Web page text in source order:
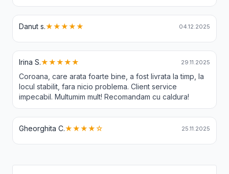
Danut s.★★★★★ 04.12.2025
Irina S.★★★★★ 29.11.2025
Coroana, care arata foarte bine, a fost livrata la timp, la
locul stabilit, fara nicio problema. Client service
impecabil. Multumim mult! Recomandam cu caldura!
Gheorghita C.★★★★☆ 25.11.2025